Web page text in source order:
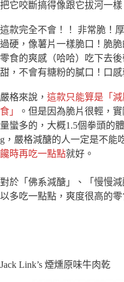
把它咬斷搞得像跟它拔河一樣
這款完全不會！！ 非常脆！
過硬，像薯片一樣脆口！脆
零食的爽感（哈哈）吃下去
甜，不會有糖粉的膩口！口
嚴格來說， 這款只能算是「
食」
。但是因為脆片很輕，
量蠻多的，大概1.5個拳頭的
g，嚴格減醣的人一定是不能
饞時再吃一點點就好。
對於「佛系減醣」、「慢慢
以多吃一點點，爽度很高的零
Jack Link’s 煙燻原味牛肉乾